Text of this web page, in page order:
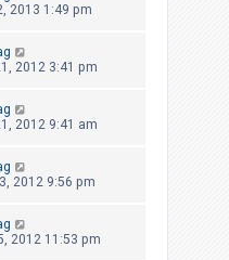
2013 1:49 pm
2012 3:41 pm
2012 9:41 am
2012 9:56 pm
2012 11:53 pm